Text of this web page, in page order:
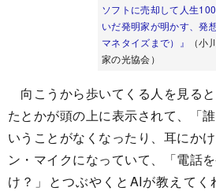
ソフトに売却して人生
いだ発明家が明かす、発
マネタイズまで）』
（小
家の光協会）
向こうから歩いてくる人を見る
たとかが頭の上に表示されて、「
いうことがなくなったり、耳にか
ン・マイクになっていて、「電話
け？」とつぶやくとAIが教えて